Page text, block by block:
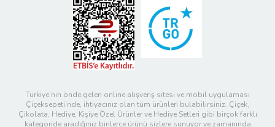
Türkiye’nin önde gelen online alışveriş sitesi ve mobil uygulaması
Çiçeksepeti’nde, ihtiyacınız olan tüm ürünleri bulabilirsiniz. Çiçek,
Çikolata, Hediye, Kişiye Özel Ürünler ve Hediye Setleri gibi birçok farklı
kategoride aradığınız binlerce ürünü sizlere sunuyor ve zamanında